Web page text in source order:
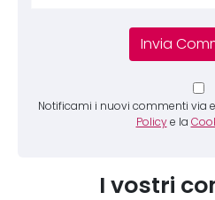
Notificami i nuovi commenti via
Policy e la
I vostri